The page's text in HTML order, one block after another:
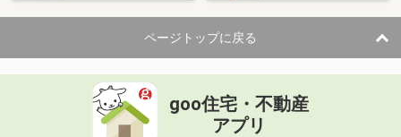
ページトップに戻る
goo住宅・不動産
アプリ